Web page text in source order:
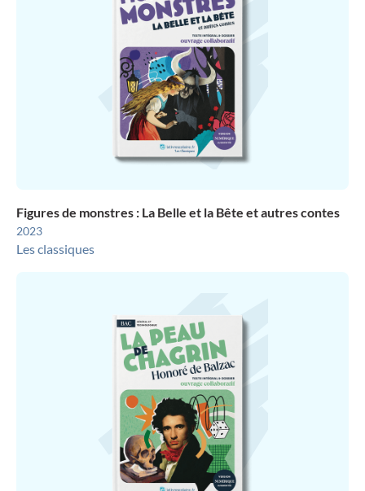
Figures de monstres : La Belle et la Bête et autres contes
2023
Les classiques